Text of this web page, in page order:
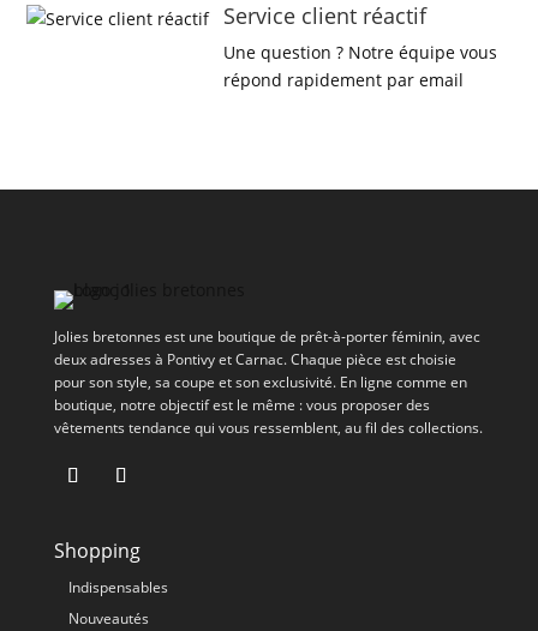
Service client réactif
Une question ? Notre équipe vous
répond rapidement par email
Jolies bretonnes est une boutique de prêt-à-porter féminin, avec
deux adresses à Pontivy et Carnac. Chaque pièce est choisie
pour son style, sa coupe et son exclusivité. En ligne comme en
boutique, notre objectif est le même : vous proposer des
vêtements tendance qui vous ressemblent, au fil des collections.
Shopping
Indispensables
Nouveautés